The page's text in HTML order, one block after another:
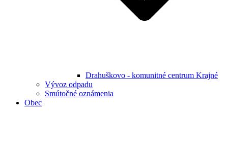
Drahuškovo - komunitné centrum Krajné
Vývoz odpadu
Smútočné oznámenia
Obec